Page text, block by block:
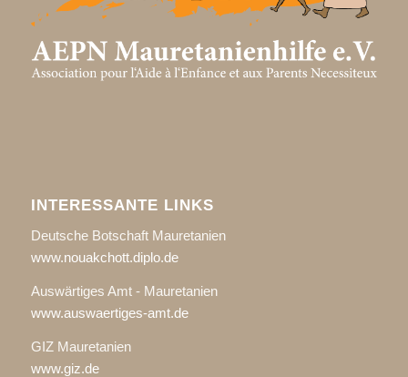
INTERESSANTE LINKS
Deutsche Botschaft Mauretanien
www.nouakchott.diplo.de
Auswärtiges Amt - Mauretanien
www.auswaertiges-amt.de
GIZ Mauretanien
www.giz.de